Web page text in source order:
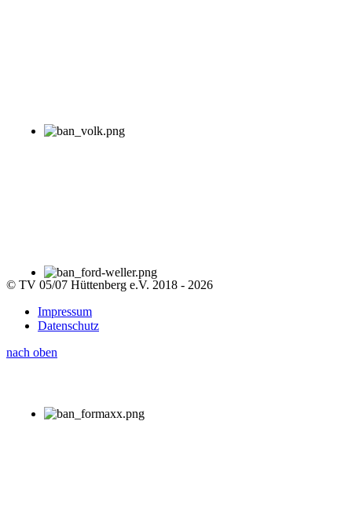
© TV 05/07 Hüttenberg e.V. 2018 - 2026
Impressum
Datenschutz
nach oben